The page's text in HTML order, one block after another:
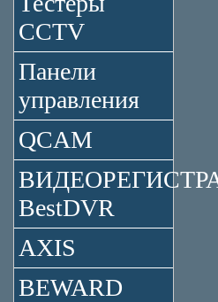
CCTV
Панели
управления
QCAM
BestDVR
AXIS
BEWARD